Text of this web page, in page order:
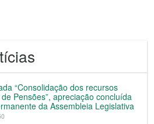
“Consolidação dos recursos
Pensões”, apreciação concluída
da Assembleia Legislativa